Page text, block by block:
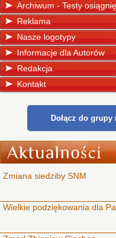
Archiwum - Testy
Reklama
Nasze logotypy
Informacje dla Autorów
Redakcja
Kontakt
Dołącz do grupy
Zmiana siedziby SNM
Wielkie podziękowania dla